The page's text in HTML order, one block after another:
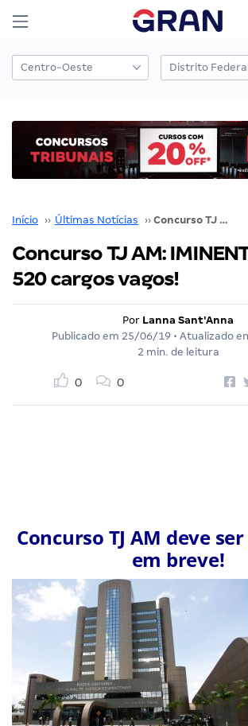
Início ›› Últimas Notícias ›› Concurso TJ AM: IMINENTE! Mais de 520 cargos vagos!
Concurso TJ AM:
520 cargos vagos!
Por Lanna Sant'Anna
Publicado em 25/06/19 • Atualizado
2 min. de leitura
0 0
Concurso TJ AM deve
em breve!